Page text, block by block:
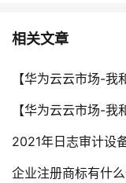
相关文章
【华为云云市场-
【华为云云市场-
2021年日志审计设
企业注册商标有什么